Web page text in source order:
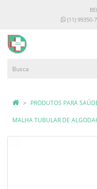
(11) 99350-
PRODUTOS PARA
MALHA TUBULAR DE